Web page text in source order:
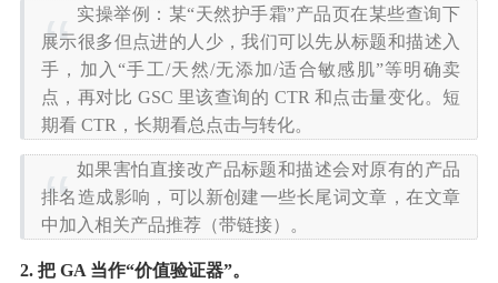
实操举例：某“天然护手霜”产品页在某些查询下
展示很多但点进的人少，我们可以先从标题和描述入
手，加入“手工/天然/无添加/适合敏感肌”等明确卖
点，再对比 GSC 里该查询的 CTR 和点击量变化。短
期看 CTR，长期看总点击与转化。
如果害怕直接改产品标题和描述会对原有的产品
排名造成影响，可以新创建一些长尾词文章，在文章
中加入相关产品推荐（带链接）。
2. 把 GA 当作“价值验证器”。